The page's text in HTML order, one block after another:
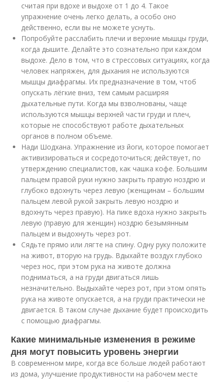
считая при вдохе и выдохе от 1 до 4. Такое
упражнение очень легко делать, а особо оно
действенно, если вы не можете уснуть.
Попробуйте расслабить плечи и верхние мышцы груди,
когда дышите. Делайте это сознательно при каждом
выдохе. Дело в том, что в стрессовых ситуациях, когда
человек напряжен, для дыхания не используются
мышцы диафрагмы. Их предназначение в том, чтоб
опускать лёгкие вниз, тем самым расширяя
дыхательные пути. Когда мы взволнованы, чаще
используются мышцы верхней части груди и плеч,
которые не способствуют работе дыхательных
органов в полном объеме.
Нади Шодхана. Упражнение из йоги, которое помогает
активизироваться и сосредоточиться; действует, по
утверждению специалистов, как чашка кофе. Большим
пальцем правой руки нужно закрыть правую ноздрю и
глубоко вдохнуть через левую (женщинам – большим
пальцем левой рукой закрыть левую ноздрю и
вдохнуть через правую). На пике вдоха нужно закрыть
левую (правую для женщин) ноздрю безымянным
пальцем и выдохнуть через рот.
Сядьте прямо или лягте на спину. Одну руку положите
на живот, вторую на грудь. Вдыхайте воздух глубоко
через нос, при этом рука на животе должна
подниматься, а на груди двигаться лишь
незначительно. Выдыхайте через рот, при этом опять
рука на животе опускается, а на груди практически не
двигается. В таком случае дыхание будет происходить
с помощью диафрагмы.
Какие минимальные изменения в режиме
дня могут повысить уровень энергии
В современном мире, когда все больше людей работают
из дома, улучшение продуктивности на рабочем месте